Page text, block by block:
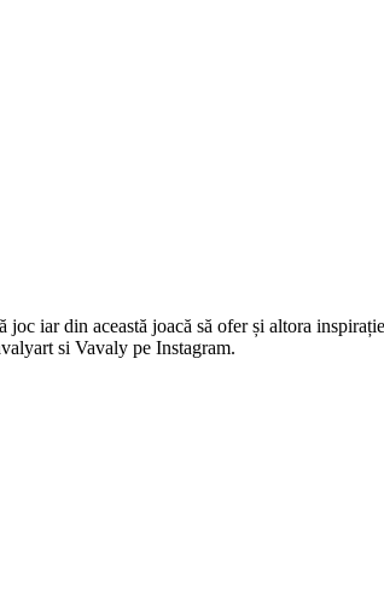
iar din această joacă să ofer și altora
si Vavaly pe Instagram.